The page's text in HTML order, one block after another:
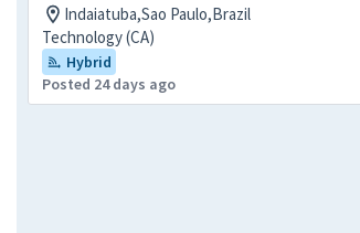
Indaiatuba,Sao Paulo,Brazil
Technology (CA)
Hybrid
Posted 24 days ago